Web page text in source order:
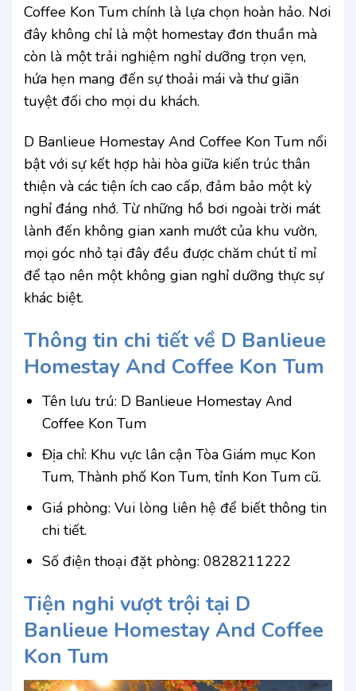
Coffee Kon Tum chính là lựa chọn hoàn hảo. Nơi
đây không chỉ là một homestay đơn thuần mà
còn là một trải nghiệm nghỉ dưỡng trọn vẹn,
hứa hẹn mang đến sự thoải mái và thư giãn
tuyệt đối cho mọi du khách.
D Banlieue Homestay And Coffee Kon Tum nổi
bật với sự kết hợp hài hòa giữa kiến trúc thân
thiện và các tiện ích cao cấp, đảm bảo một kỳ
nghỉ đáng nhớ. Từ những hồ bơi ngoài trời mát
lành đến không gian xanh mướt của khu vườn,
mọi góc nhỏ tại đây đều được chăm chút tỉ mỉ
để tạo nên một không gian nghỉ dưỡng thực sự
khác biệt.
Thông tin chi tiết về D Banlieue
Homestay And Coffee Kon Tum
Tên lưu trú: D Banlieue Homestay And
Coffee Kon Tum
Địa chỉ: Khu vực lân cận Tòa Giám mục Kon
Tum, Thành phố Kon Tum, tỉnh Kon Tum cũ.
Giá phòng: Vui lòng liên hệ để biết thông tin
chi tiết.
Số điện thoại đặt phòng: 0828211222
Tiện nghi vượt trội tại D
Banlieue Homestay And Coffee
Kon Tum